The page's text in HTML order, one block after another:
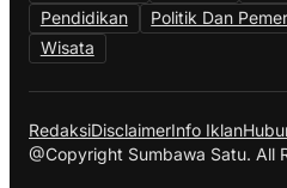
Pendidikan
Politik Dan
Wisata
RedaksiDisclaimerInfo Iklan
@Copyright Sumbawa Satu. All